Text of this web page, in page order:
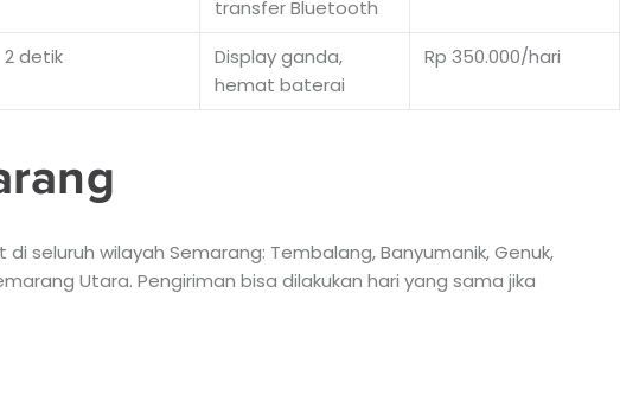
transfer Bluetooth
2 detik
Display ganda,
hemat baterai
Rp 350.000/hari
seluruh wilayah Semarang: Tembalang, Banyumanik, Genuk,
Utara. Pengiriman bisa dilakukan hari yang sama jika